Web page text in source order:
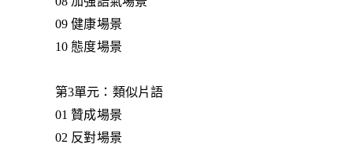
09 健康場景
10 態度場景
第3單元：類似片語
01 贊成場景
02 反對場景